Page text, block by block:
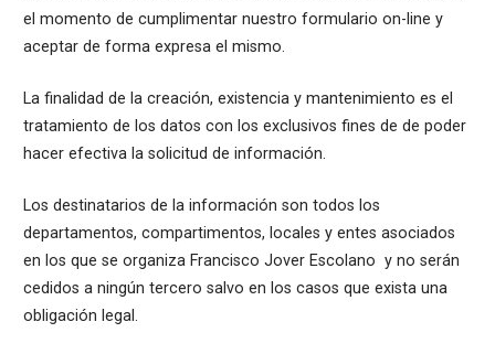
el momento de cumplimentar nuestro formulario on-line y
aceptar de forma expresa el mismo.
La finalidad de la creación, existencia y mantenimiento es el
tratamiento de los datos con los exclusivos fines de de poder
hacer efectiva la solicitud de información.
Los destinatarios de la información son todos los
departamentos, compartimentos, locales y entes asociados
en los que se organiza Francisco Jover Escolano y no serán
cedidos a ningún tercero salvo en los casos que exista una
obligación legal.